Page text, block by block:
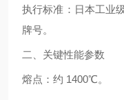
执行标准：日本工业
牌号。
二、关键性能参数
熔点：约 1400℃。